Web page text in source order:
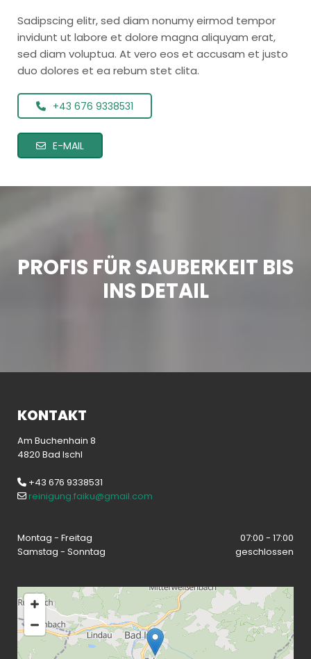
Sadipscing elitr, sed diam nonumy eirmod tempor
invidunt ut labore et dolore magna aliquyam erat,
sed diam voluptua. At vero eos et accusam et justo
duo dolores et ea rebum stet clita.
+43 676 9338531
E-MAIL
PROFIS FÜR SAUBERKEIT BIS
INS DETAIL
KONTAKT
Am Buchenhain 8
4820 Bad Ischl
 +43 676 9338531
 reinigung.faiku@gmail.com
Montag - Freitag
07:00 - 17:00
Samstag - Sonntag
geschlossen